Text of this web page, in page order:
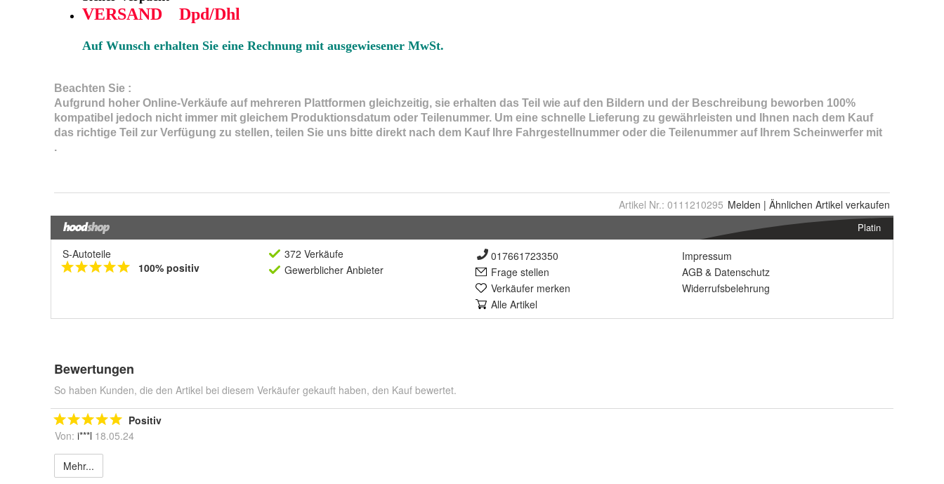
Artikel Nr.: 0111210295 Melden | Ähnlichen Artikel verkaufen
Platin
S-Autoteile
100% positiv
372 Verkäufe
Gewerblicher Anbieter
017661723350
Frage stellen
Verkäufer merken
Alle Artikel
Impressum
AGB & Datenschutz
Widerrufsbelehrung
Bewertungen
So haben Kunden, die den Artikel bei diesem Verkäufer gekauft haben, den Kauf bewertet.
Positiv
Von: i***l 18.05.24
Mehr...